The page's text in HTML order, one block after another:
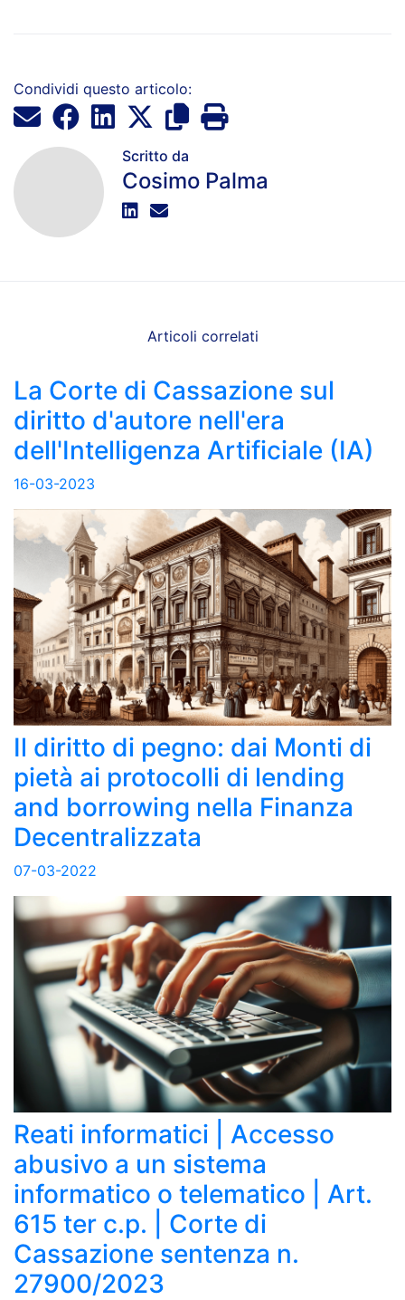
Condividi questo articolo:
Scritto da
Cosimo Palma
Articoli correlati
La Corte di Cassazione sul
diritto d'autore nell'era
dell'Intelligenza Artificiale (IA)
16-03-2023
Il diritto di pegno: dai Monti di
pietà ai protocolli di lending
and borrowing nella Finanza
Decentralizzata
07-03-2022
Reati informatici | Accesso
abusivo a un sistema
informatico o telematico | Art.
615 ter c.p. | Corte di
Cassazione sentenza n.
27900/2023